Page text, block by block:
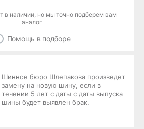
в наличии, но мы точно подберем вам
аналог
Помощь в подборе
Шинное бюро Шлепакова произведет
замену на новую шину, если в
течении 5 лет с даты с даты выпуска
шины будет выявлен брак.